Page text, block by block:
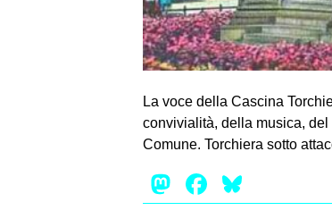
La voce della Cascina
convivialità, della musica,
Comune. Torchiera sotto
Mastodon
Facebook